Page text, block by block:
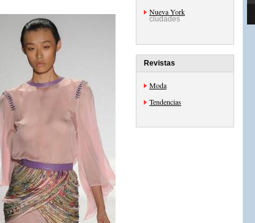
Nueva York
ciudades
Revistas
Moda
Tendencias